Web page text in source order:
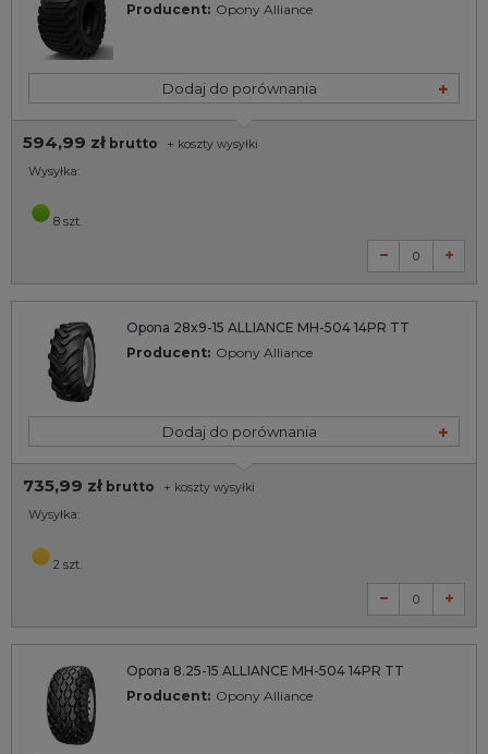
Producent: Opony Alliance
Dodaj do porównania
594,99 zł brutto + koszty wysyłki
Wysyłka:
8 szt.
Opona 28x9-15 ALLIANCE MH-504 14PR TT
Producent: Opony Alliance
Dodaj do porównania
735,99 zł brutto + koszty wysyłki
Wysyłka:
2 szt.
Opona 8.25-15 ALLIANCE MH-504 14PR TT
Producent: Opony Alliance